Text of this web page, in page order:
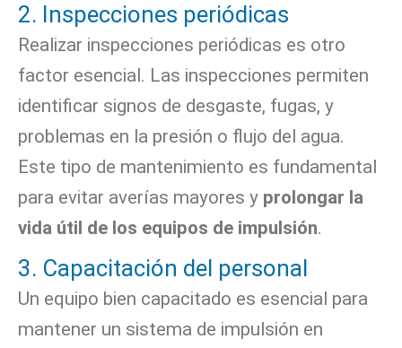
2. Inspecciones periódicas
Realizar inspecciones periódicas es otro
factor esencial. Las inspecciones permiten
identificar signos de desgaste, fugas, y
problemas en la presión o flujo del agua.
Este tipo de mantenimiento es fundamental
para evitar averías mayores y prolongar la
vida útil de los equipos de impulsión.
3. Capacitación del personal
Un equipo bien capacitado es esencial para
mantener un sistema de impulsión en